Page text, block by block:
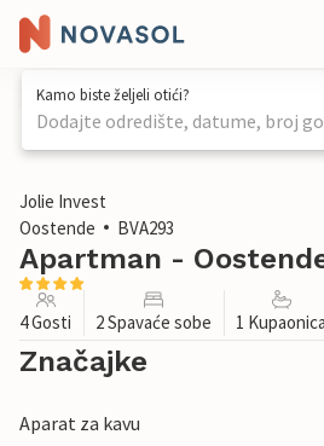
Kamo biste željeli otići?
Dodajte odredište, datume, broj
1 / 13
Jolie Invest
Oostende
BVA293
Apartman -
4 Gosti 2 Spavaće sobe 1 Kupaonica
Značajke
Aparat za kavu